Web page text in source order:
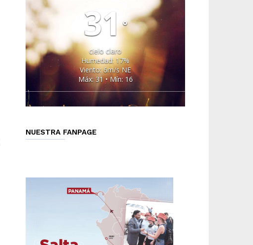
31°
cielo claro
Humedad: 17%
Viento: 6m/s NE
Máx: 31 • Mín: 16
NUESTRA FANPAGE